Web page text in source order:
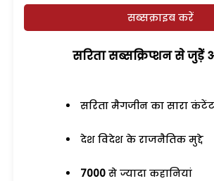
सब्सक्राइब करें
सरिता सब्सक्रिप्शन से जुड़ेें
सरिता मैगजीन का सारा कंटेंट
देश विदेश के राजनैतिक मुद्दे
7000 से ज्यादा कहानियां